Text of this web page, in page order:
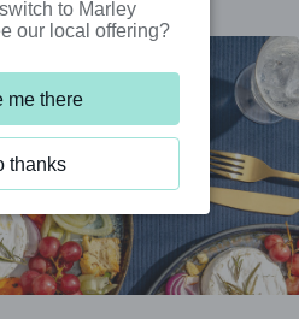
to Marley
our local offering?
me there
thanks